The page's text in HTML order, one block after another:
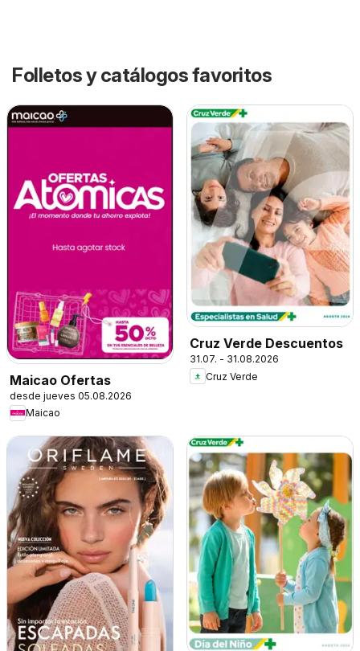
Folletos y catálogos favoritos
Maicao Ofertas
desde jueves 05.08.2026
Maicao
Cruz Verde Descuentos
31.07. - 31.08.2026
Cruz Verde